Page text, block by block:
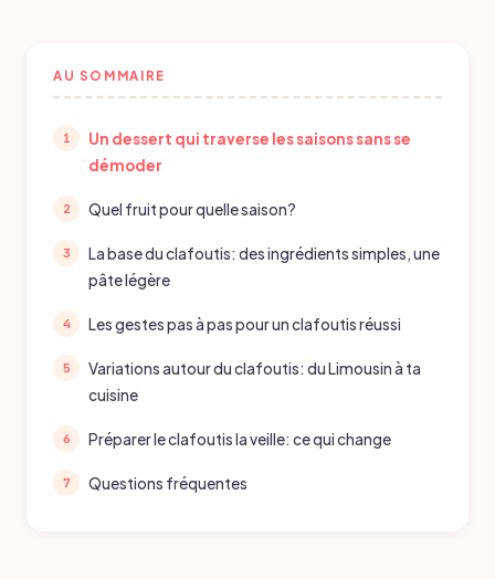
AU SOMMAIRE
Un dessert qui traverse les saisons sans se
démoder
Quel fruit pour quelle saison?
La base du clafoutis: des ingrédients simples, une
pâte légère
Les gestes pas à pas pour un clafoutis réussi
Variations autour du clafoutis: du Limousin à ta
cuisine
Préparer le clafoutis la veille: ce qui change
Questions fréquentes